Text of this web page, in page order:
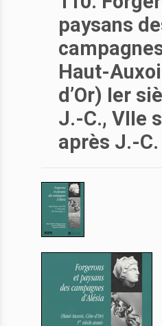
paysans
Haut-
d’Or) Ier
J.-C., VIIe
après J.-C.